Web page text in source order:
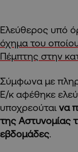
Ελεύθερος υπό
όχημα του
Πέμπτης στην
Σύμφωνα με
Ε/κ αφέθηκε
υποχρεούται να
της Αστυνομίας
εβδομάδες.